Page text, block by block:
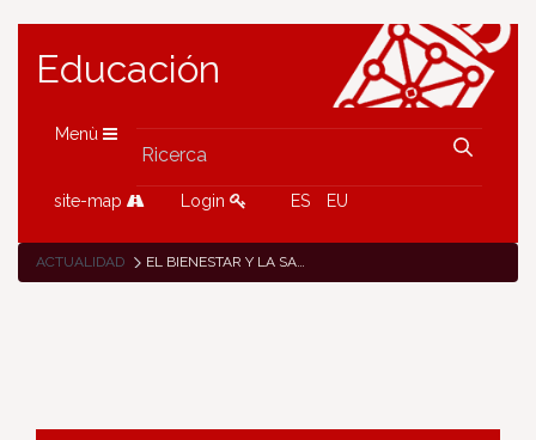
Educación
Menù
site-map Login ES EU
ACTUALIDAD EL BIENESTAR Y LA SALUD MENTAL EN LA ESCUELA